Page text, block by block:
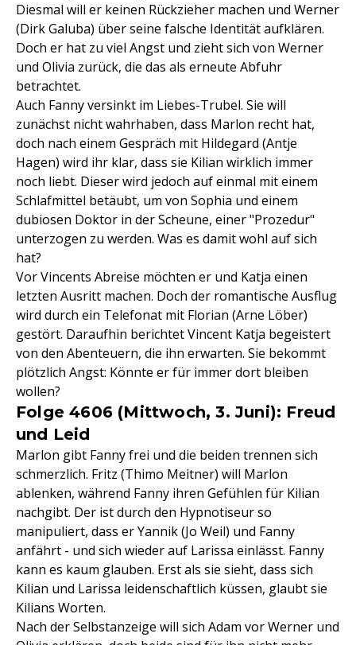
Diesmal will er keinen Rückzieher machen und Werner
(Dirk Galuba) über seine falsche Identität aufklären.
Doch er hat zu viel Angst und zieht sich von Werner
und Olivia zurück, die das als erneute Abfuhr
betrachtet.
Auch Fanny versinkt im Liebes-Trubel. Sie will
zunächst nicht wahrhaben, dass Marlon recht hat,
doch nach einem Gespräch mit Hildegard (Antje
Hagen) wird ihr klar, dass sie Kilian wirklich immer
noch liebt. Dieser wird jedoch auf einmal mit einem
Schlafmittel betäubt, um von Sophia und einem
dubiosen Doktor in der Scheune, einer "Prozedur"
unterzogen zu werden. Was es damit wohl auf sich
hat?
Vor Vincents Abreise möchten er und Katja einen
letzten Ausritt machen. Doch der romantische Ausflug
wird durch ein Telefonat mit Florian (Arne Löber)
gestört. Daraufhin berichtet Vincent Katja begeistert
von den Abenteuern, die ihn erwarten. Sie bekommt
plötzlich Angst: Könnte er für immer dort bleiben
wollen?
Folge 4606 (Mittwoch, 3. Juni): Freud
und Leid
Marlon gibt Fanny frei und die beiden trennen sich
schmerzlich. Fritz (Thimo Meitner) will Marlon
ablenken, während Fanny ihren Gefühlen für Kilian
nachgibt. Der ist durch den Hypnotiseur so
manipuliert, dass er Yannik (Jo Weil) und Fanny
anfährt - und sich wieder auf Larissa einlässt. Fanny
kann es kaum glauben. Erst als sie sieht, dass sich
Kilian und Larissa leidenschaftlich küssen, glaubt sie
Kilians Worten.
Nach der Selbstanzeige will sich Adam vor Werner und